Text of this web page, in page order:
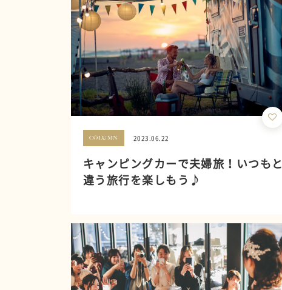
COLUMN 2023.06.22
キャンピングカーで夫婦旅！いつもと
違う旅行を楽しもう♪